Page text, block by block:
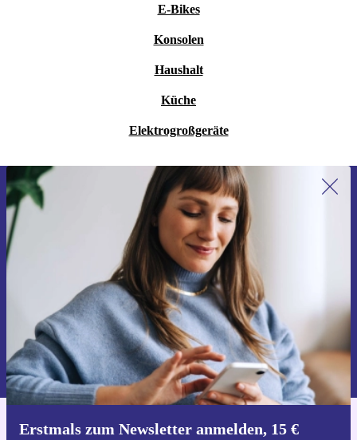
E-Bikes
Konsolen
Haushalt
Küche
Elektrogroßgeräte
Erstmals zum Newsletter anmelden, 15 €
Erstmals zum Newsletter anmelden,
15 € sparen!
Verpasse kein Angebot mehr.
Gutschein anfordern
Informationen über die Verwendung personenbezogener Daten findest
du in unserer
Datenschutzerklärung.
Hol dir die refurbed-App